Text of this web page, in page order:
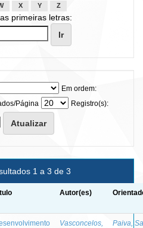
X Y Z
primeiras letras:
Em ordem:
Página
Registro(s):
1 a 3 de 3
Autor(es)
Vasconcelos,
Paiva,